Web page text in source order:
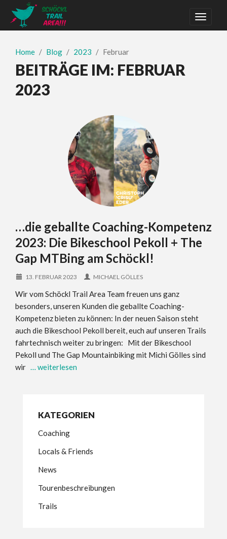
Home Blog 2023 Februar
BEITRÄGE IM: FEBRUAR
2023
…die geballte Coaching-Kompetenz
2023: Die Bikeschool Pekoll + The
Gap MTBing am Schöckl!
13. FEBRUAR 2023 MICHAEL GÖLLES
Wir vom Schöckl Trail Area Team freuen uns ganz
besonders, unseren Kunden die geballte Coaching-
Kompetenz bieten zu können: In der neuen Saison steht
auch die Bikeschool Pekoll bereit, euch auf unseren Trails
fahrtechnisch weiter zu bringen: Mit der Bikeschool
Pekoll und The Gap Mountainbiking mit Michi Gölles sind
wir … weiterlesen
KATEGORIEN
Coaching
Locals & Friends
News
Tourenbeschreibungen
Trails